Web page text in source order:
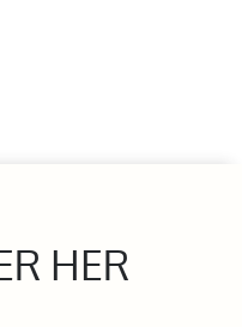
HER